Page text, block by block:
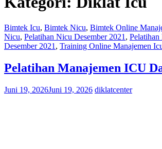
Bimtek Icu, Bimtek Nicu, Bimtek Online
Nicu, Pelatihan Nicu Desember 2021 ,
Desember 2021 , Training Online Manajemen
Pelatihan Manajemen ICU
Juni 19, 2026Juni 19, 2026 diklatcenter